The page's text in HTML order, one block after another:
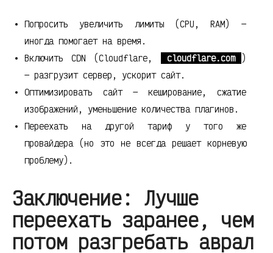
Попросить увеличить лимиты (CPU, RAM) —
иногда помогает на время.
Включить CDN (Cloudflare,
cloudflare.com
)
— разгрузит сервер, ускорит сайт.
Оптимизировать сайт — кеширование, сжатие
изображений, уменьшение количества плагинов.
Переехать на другой тариф у того же
провайдера (но это не всегда решает корневую
проблему).
Заключение: Лучше
переехать заранее, чем
потом разгребать аврал